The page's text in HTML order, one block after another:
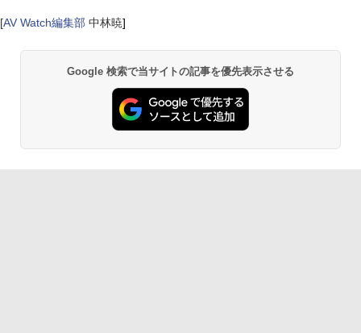
[AV Watch編集部 中林暁]
Google 検索で当サイトの記事を優先表示させる